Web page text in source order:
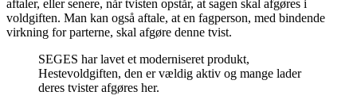
aftaler, eller senere, når tvisten opstår, at sagen skal afgøres i
voldgiften. Man kan også aftale, at en fagperson, med bindende
virkning for parterne, skal afgøre denne tvist.
SEGES har lavet et moderniseret produkt,
Hestevoldgiften, den er vældig aktiv og mange lader
deres tvister afgøres her.